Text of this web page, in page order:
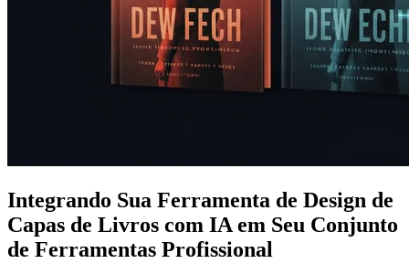
Integrando Sua Ferramenta de Design de
Capas de Livros com IA em Seu Conjunto
de Ferramentas Profissional